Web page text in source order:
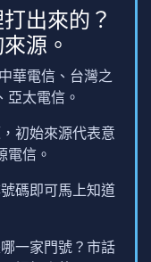
出來的？
源。
華電信、台灣之
亞太電信。
初始來源代表意
電信。
碼即可馬上知道
一家門號？市話